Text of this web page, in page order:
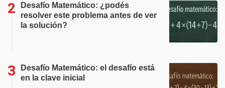
Desafío Matemático: ¿podés
resolver este problema antes de ver
la solución?
Desafío Matemático: el desafío está
en la clave inicial